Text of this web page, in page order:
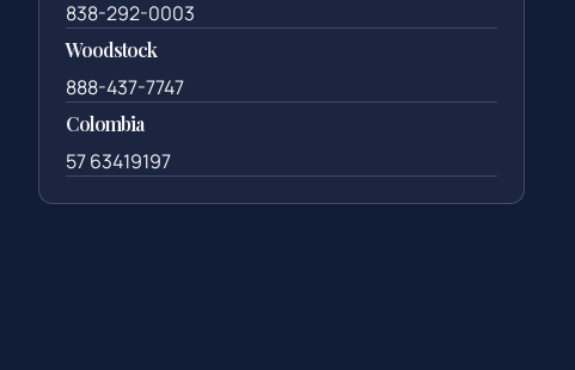
838-292-0003
Woodstock
888-437-7747
Colombia
57 63419197